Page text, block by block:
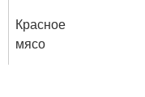
Красное
мясо